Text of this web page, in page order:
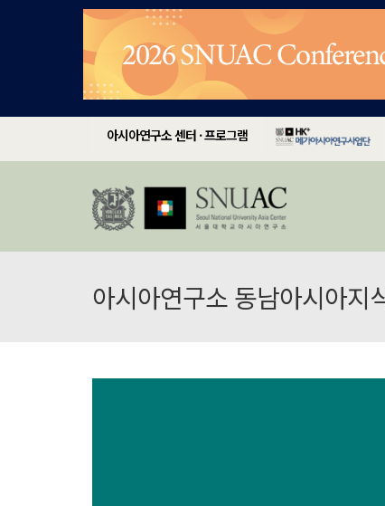
아시아연구소 센터 · 프로그램
아시아연구소 동남아시아지